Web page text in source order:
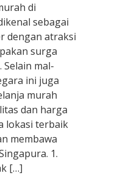
di
sebagai
dengan atraksi
surga
Selain mal-
ini juga
murah
dan harga
lokasi terbaik
membawa
1.
[…]